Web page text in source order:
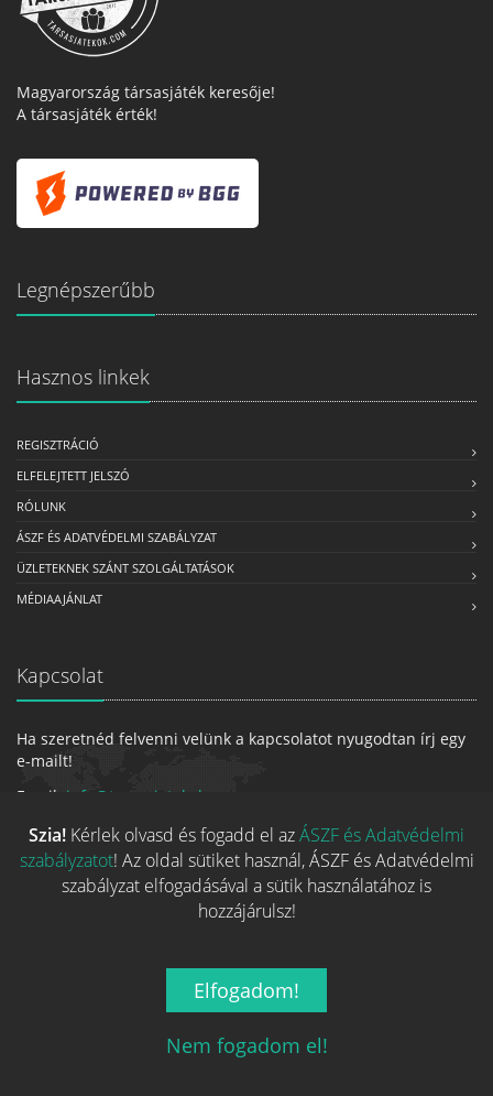
Magyarország társasjáték keresője!
A társasjáték érték!
Legnépszerűbb
Hasznos linkek
REGISZTRÁCIÓ
ELFELEJTETT JELSZÓ
RÓLUNK
ÁSZF ÉS ADATVÉDELMI SZABÁLYZAT
ÜZLETEKNEK SZÁNT SZOLGÁLTATÁSOK
MÉDIAAJÁNLAT
Kapcsolat
Ha szeretnéd felvenni velünk a kapcsolatot nyugodtan írj egy
e-mailt!
Email: info@tarsasjatekok.com
2026 © Minden jog fenntarva.A játékokhoz kapcsolódó adatok
Szia! Kérlek olvasd és fogadd el azÁSZF és Adatvédelmi
szabályzatot! Az oldal sütiket használ, ÁSZF és Adatvédelmi
szabályzat elfogadásával a sütik használatához is
hozzájárulsz!
Elfogadom!
Nem fogadom el!